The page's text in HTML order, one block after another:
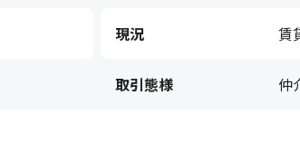
現況 賃
取引態様 仲